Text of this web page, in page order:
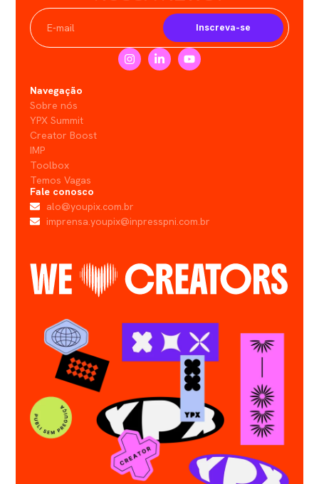
Inscreva-se
Navegação
Sobre nós
YPX Summit
Creator Boost
IMP
Toolbox
Temos Vagas
Fale conosco
alo@youpix.com.br
imprensa.youpix@inpresspni.com.br